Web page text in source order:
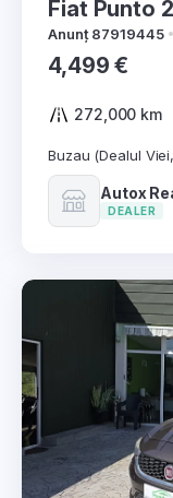
Anunț 87919445
4,499 €
272,000 km
Buzau (Dealul
Autox
DEALER